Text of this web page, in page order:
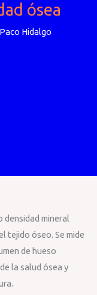
ósea
Paco Hidalgo
densidad mineral
tejido óseo. Se mide
de hueso
la salud ósea y